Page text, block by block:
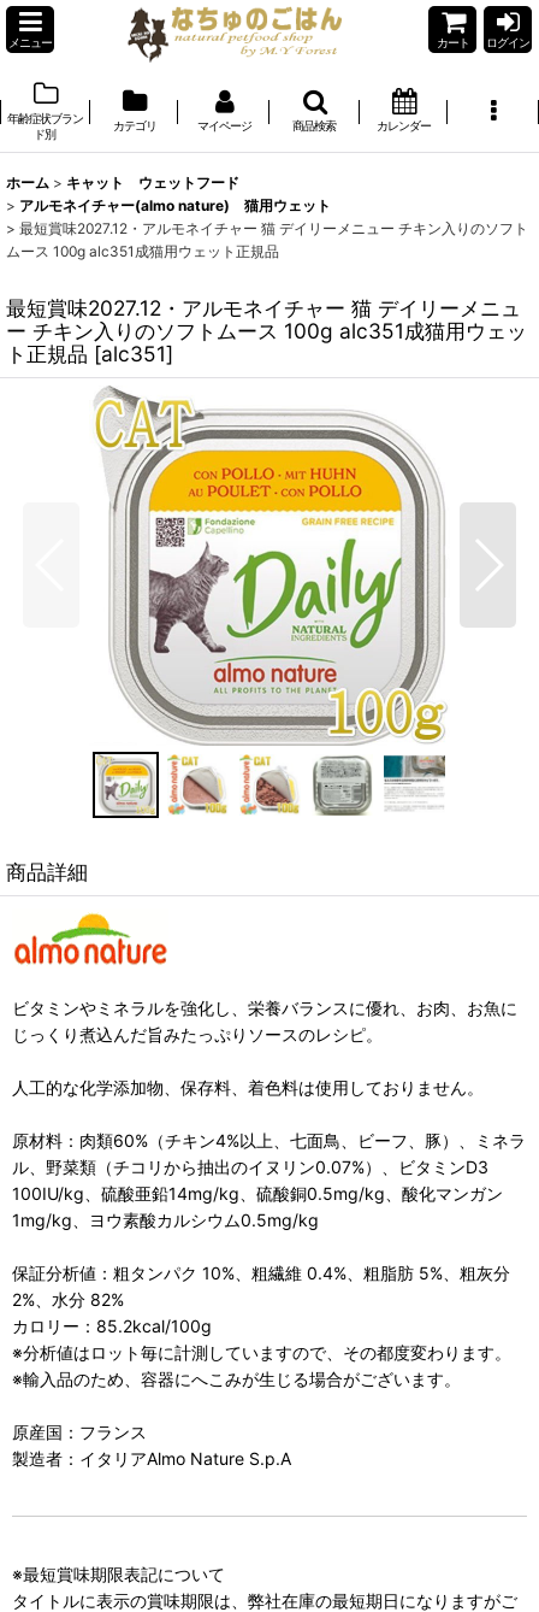
メニュー カート ログイン
年齢症状ブラン
ド別
カテゴリ マイページ 商品検索 カレンダー
ホーム > キャット ウェットフード
> アルモネイチャー(almo nature) 猫用ウェット
> 最短賞味2027.12・アルモネイチャー 猫 デイリーメニュー チキン入りのソフト
ムース 100g alc351成猫用ウェット正規品
最短賞味2027.12・アルモネイチャー 猫 デイリーメニュ
ー チキン入りのソフトムース 100g alc351成猫用ウェッ
ト正規品 [alc351]
商品詳細
ビタミンやミネラルを強化し、栄養バランスに優れ、お肉、お魚に
じっくり煮込んだ旨みたっぷりソースのレシピ。
人工的な化学添加物、保存料、着色料は使用しておりません。
原材料：肉類60%（チキン4%以上、七面鳥、ビーフ、豚）、ミネラ
ル、野菜類（チコリから抽出のイヌリン0.07%）、ビタミンD3
100IU/kg、硫酸亜鉛14mg/kg、硫酸銅0.5mg/kg、酸化マンガン
1mg/kg、ヨウ素酸カルシウム0.5mg/kg
保証分析値：粗タンパク 10%、粗繊維 0.4%、粗脂肪 5%、粗灰分
2%、水分 82%
カロリー：85.2kcal/100g
※分析値はロット毎に計測していますので、その都度変わります。
※輸入品のため、容器にへこみが生じる場合がございます。
原産国：フランス
製造者：イタリアAlmo Nature S.p.A
※最短賞味期限表記について
タイトルに表示の賞味期限は、弊社在庫の最短期日になりますがご